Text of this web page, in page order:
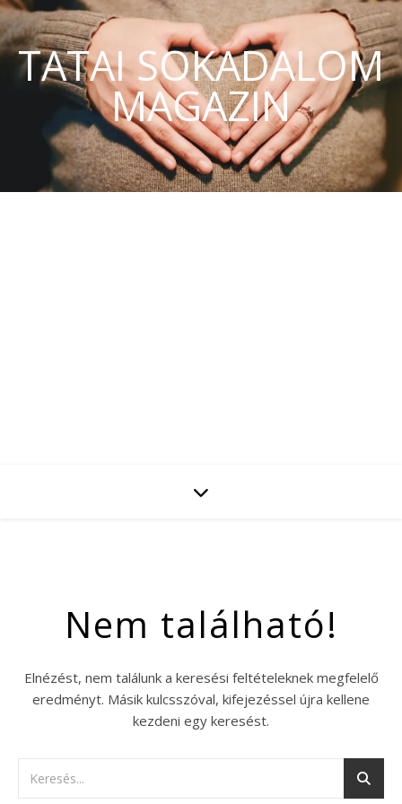
TATAI SOKADALOM
MAGAZIN
Nem található!
Elnézést, nem találunk a keresési feltételeknek megfelelő
eredményt. Másik kulcsszóval, kifejezéssel újra kellene
kezdeni egy keresést.